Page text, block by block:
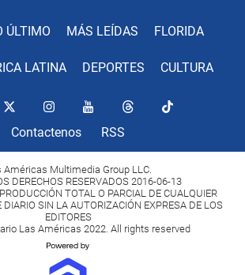
ÚLTIMO MÁS LEÍDAS FLORIDA
LATINA DEPORTES CULTURA
Contactenos RSS
Américas Multimedia Group LLC.
DERECHOS RESERVADOS 2016-06-13
TOTAL O PARCIAL DE CUALQUIER
DIARIO SIN LA AUTORIZACIÓN EXPRESA DE LOS
EDITORES
Las Américas 2022. All rights reserved